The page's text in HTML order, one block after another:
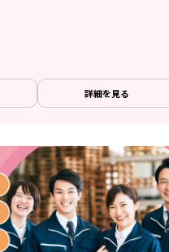
詳細を見る